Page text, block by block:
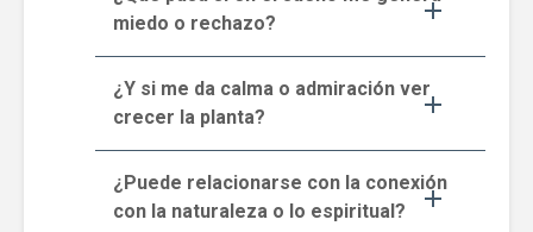
miedo o rechazo?
¿Y si me da calma o admiración ver
crecer la planta?
¿Puede relacionarse con la conexión
con la naturaleza o lo espiritual?